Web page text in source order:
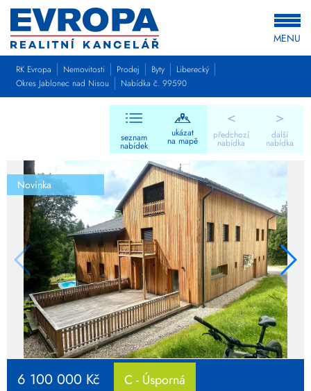
MENU
RK Evropa Nemovitosti Prodej Byty
Liberecký
Okres Jablonec nad Nisou
Nabídka č. 99590
<
předchozí
nabídka
seznam
nabídek
ukázat
na mapě
>
další
nabídka
Novinka
6 100 000 Kč
C - Úsporná